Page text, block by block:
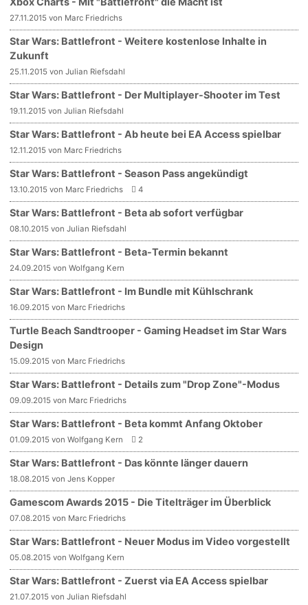
27.11.2015 von Marc Friedrichs
Star Wars: Battlefront - Weitere kostenlose Inhalte in
Zukunft
25.11.2015 von Julian Riefsdahl
Star Wars: Battlefront - Der Multiplayer-Shooter im Test
19.11.2015 von Julian Riefsdahl
Star Wars: Battlefront - Ab heute bei EA Access spielbar
12.11.2015 von Marc Friedrichs
Star Wars: Battlefront - Season Pass angekündigt
13.10.2015 von Marc Friedrichs 4
Star Wars: Battlefront - Beta ab sofort verfügbar
08.10.2015 von Julian Riefsdahl
Star Wars: Battlefront - Beta-Termin bekannt
24.09.2015 von Wolfgang Kern
Star Wars: Battlefront - Im Bundle mit Kühlschrank
16.09.2015 von Marc Friedrichs
Turtle Beach Sandtrooper - Gaming Headset im Star Wars
Design
15.09.2015 von Marc Friedrichs
Star Wars: Battlefront - Details zum "Drop Zone"-Modus
09.09.2015 von Marc Friedrichs
Star Wars: Battlefront - Beta kommt Anfang Oktober
01.09.2015 von Wolfgang Kern 2
Star Wars: Battlefront - Das könnte länger dauern
18.08.2015 von Jens Kopper
Gamescom Awards 2015 - Die Titelträger im Überblick
07.08.2015 von Marc Friedrichs
Star Wars: Battlefront - Neuer Modus im Video vorgestellt
05.08.2015 von Wolfgang Kern
Star Wars: Battlefront - Zuerst via EA Access spielbar
21.07.2015 von Julian Riefsdahl